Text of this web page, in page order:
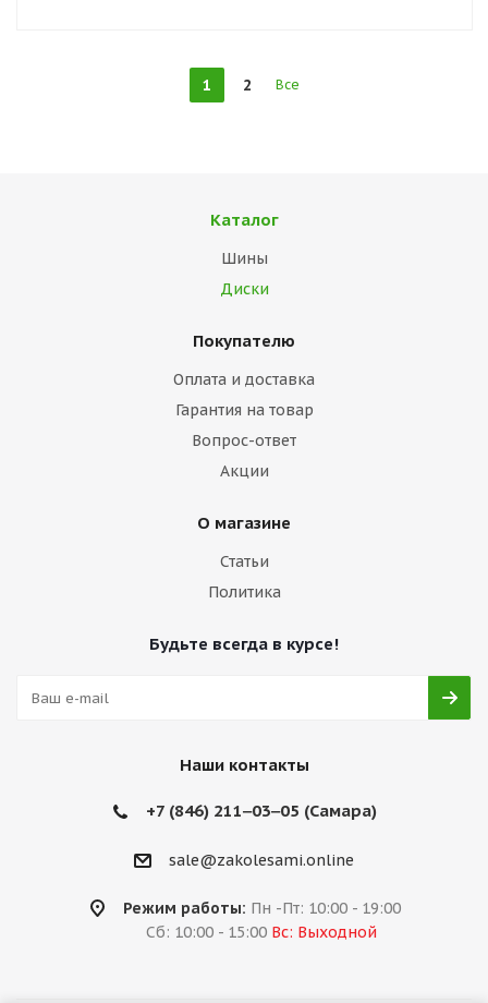
1 2 Все
Каталог
Шины
Диски
Покупателю
Оплата и доставка
Гарантия на товар
Вопрос-ответ
Акции
О магазине
Статьи
Политика
Будьте всегда в курсе!
Наши контакты
+7 (846) 211‒03‒05 (Самара)
sale@zakolesami.online
Режим работы: Пн -Пт: 10:00 - 19:00
Сб: 10:00 - 15:00 Вс: Выходной